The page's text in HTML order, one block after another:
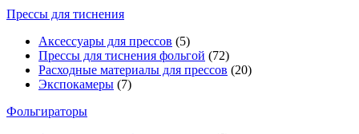
Прессы для тиснения
Аксессуары для прессов (5)
Прессы для тиснения фольгой (72)
Расходные материалы для прессов (20)
Экспокамеры (7)
Фольгираторы